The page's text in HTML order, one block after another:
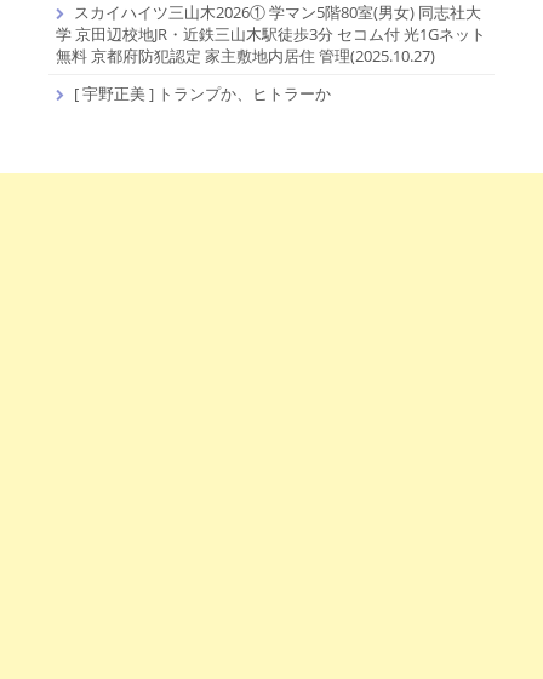
スカイハイツ三山木2026① 学マン5階80室(男女) 同志社大
学 京田辺校地JR・近鉄三山木駅徒歩3分 セコム付 光1Gネット
無料 京都府防犯認定 家主敷地内居住 管理(2025.10.27)
[ 宇野正美 ] トランプか、ヒトラーか